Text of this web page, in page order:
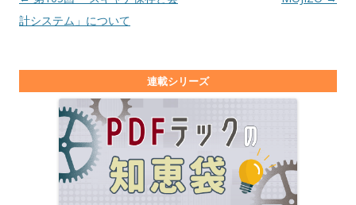
計システム」について
連載シリーズ